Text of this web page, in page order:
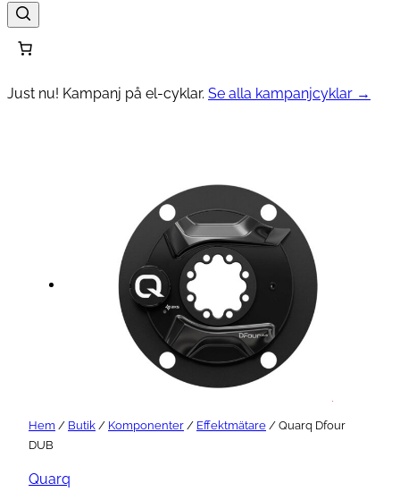
Just nu! Kampanj på el-cyklar. Se alla kampanjcyklar →
Hem / Butik / Komponenter / Effektmätare / Quarq Dfour
DUB
Quarq